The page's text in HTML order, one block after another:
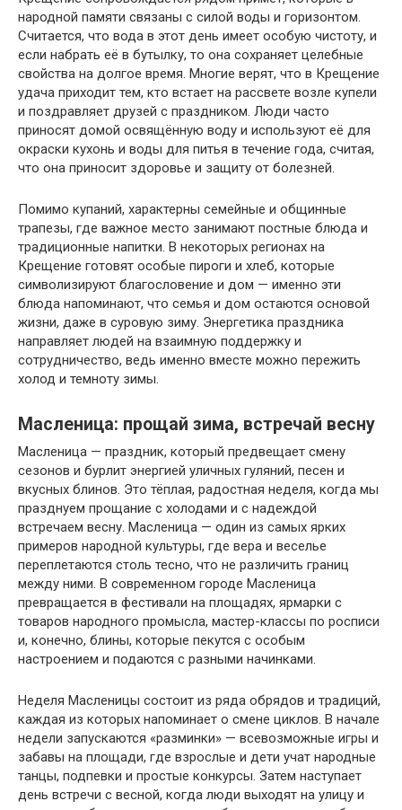
народной памяти связаны с силой воды и горизонтом.
Считается, что вода в этот день имеет особую чистоту, и
если набрать её в бутылку, то она сохраняет целебные
свойства на долгое время. Многие верят, что в Крещение
удача приходит тем, кто встает на рассвете возле купели
и поздравляет друзей с праздником. Люди часто
приносят домой освящённую воду и используют её для
окраски кухонь и воды для питья в течение года, считая,
что она приносит здоровье и защиту от болезней.
Помимо купаний, характерны семейные и общинные
трапезы, где важное место занимают постные блюда и
традиционные напитки. В некоторых регионах на
Крещение готовят особые пироги и хлеб, которые
символизируют благословение и дом — именно эти
блюда напоминают, что семья и дом остаются основой
жизни, даже в суровую зиму. Энергетика праздника
направляет людей на взаимную поддержку и
сотрудничество, ведь именно вместе можно пережить
холод и темноту зимы.
Масленица: прощай зима, встречай весну
Масленица — праздник, который предвещает смену
сезонов и бурлит энергией уличных гуляний, песен и
вкусных блинов. Это тёплая, радостная неделя, когда мы
празднуем прощание с холодами и с надеждой
встречаем весну. Масленица — один из самых ярких
примеров народной культуры, где вера и веселье
переплетаются столь тесно, что не различить границ
между ними. В современном городе Масленица
превращается в фестивали на площадях, ярмарки с
товаров народного промысла, мастер-классы по росписи
и, конечно, блины, которые пекутся с особым
настроением и подаются с разными начинками.
Неделя Масленицы состоит из ряда обрядов и традиций,
каждая из которых напоминает о смене циклов. В начале
недели запускаются «разминки» — всевозможные игры и
забавы на площади, где взрослые и дети учат народные
танцы, подпевки и простые конкурсы. Затем наступает
день встречи с весной, когда люди выходят на улицу и